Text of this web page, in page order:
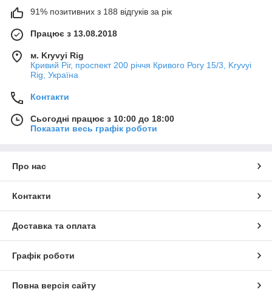
91% позитивних з 188 відгуків за рік
Працює з 13.08.2018
м. Kryvyi Rig
Кривий Ріг, проспект 200 річчя Кривого Рогу 15/3, Kryvyi
Rig, Україна
Контакти
Сьогодні працює з 10:00 до 18:00
Показати весь графік роботи
Про нас
Контакти
Доставка та оплата
Графік роботи
Повна версія сайту